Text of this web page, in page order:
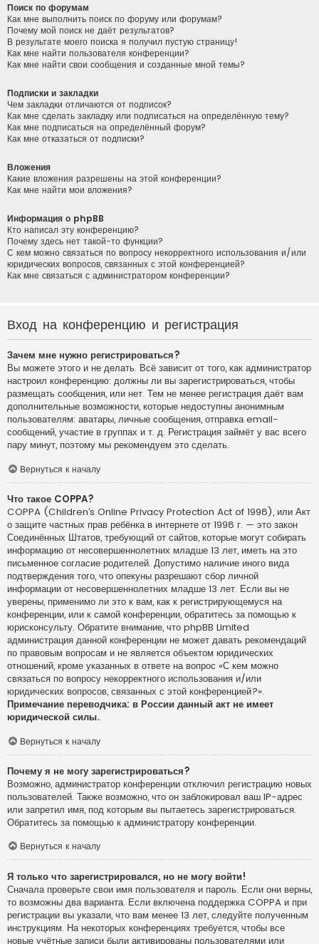
Поиск по форумам
Как мне выполнить поиск по форуму или форумам?
Почему мой поиск не даёт результатов?
В результате моего поиска я получил пустую страницу!
Как мне найти пользователя конференции?
Как мне найти свои сообщения и созданные мной темы?
Подписки и закладки
Чем закладки отличаются от подписок?
Как мне сделать закладку или подписаться на определённую тему?
Как мне подписаться на определённый форум?
Как мне отказаться от подписки?
Вложения
Какие вложения разрешены на этой конференции?
Как мне найти мои вложения?
Информация о phpBB
Кто написал эту конференцию?
Почему здесь нет такой-то функции?
С кем можно связаться по вопросу некорректного использования и/или
юридических вопросов, связанных с этой конференцией?
Как мне связаться с администратором конференции?
Вход на конференцию и регистрация
Зачем мне нужно регистрироваться?
Вы можете этого и не делать. Всё зависит от того, как администратор
настроил конференцию: должны ли вы зарегистрироваться, чтобы
размещать сообщения, или нет. Тем не менее регистрация даёт вам
дополнительные возможности, которые недоступны анонимным
пользователям: аватары, личные сообщения, отправка email-
сообщений, участие в группах и т. д. Регистрация займёт у вас всего
пару минут, поэтому мы рекомендуем это сделать.
Вернуться к началу
Что такое COPPA?
COPPA (Children’s Online Privacy Protection Act of 1998), или Акт
о защите частных прав ребёнка в интернете от 1998 г. — это закон
Соединённых Штатов, требующий от сайтов, которые могут собирать
информацию от несовершеннолетних младше 13 лет, иметь на это
письменное согласие родителей. Допустимо наличие иного вида
подтверждения того, что опекуны разрешают сбор личной
информации от несовершеннолетних младше 13 лет. Если вы не
уверены, применимо ли это к вам, как к регистрирующемуся на
конференции, или к самой конференции, обратитесь за помощью к
юрисконсульту. Обратите внимание, что phpBB Limited
администрация данной конференции не может давать рекомендаций
по правовым вопросам и не является объектом юридических
отношений, кроме указанных в ответе на вопрос «С кем можно
связаться по вопросу некорректного использования и/или
юридических вопросов, связанных с этой конференцией?».
Примечание переводчика: в России данный акт не имеет
юридической силы..
Вернуться к началу
Почему я не могу зарегистрироваться?
Возможно, администратор конференции отключил регистрацию новых
пользователей. Также возможно, что он заблокировал ваш IP-адрес
или запретил имя, под которым вы пытаетесь зарегистрироваться.
Обратитесь за помощью к администратору конференции.
Вернуться к началу
Я только что зарегистрировался, но не могу войти!
Сначала проверьте свои имя пользователя и пароль. Если они верны,
то возможны два варианта. Если включена поддержка COPPA и при
регистрации вы указали, что вам менее 13 лет, следуйте полученным
инструкциям. На некоторых конференциях требуется, чтобы все
новые учётные записи были активированы пользователями или